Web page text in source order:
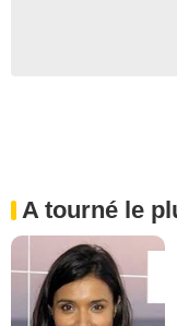
A tourné le